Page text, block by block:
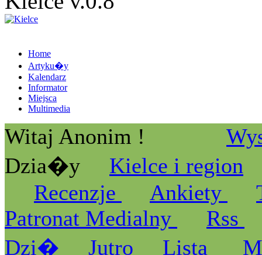
Home
Artyku�y
Kalendarz
Informator
Miejsca
Multimedia
Witaj Anonim !
Dzia�y
Kielce i region
Recenzje
Ankiety
Patronat Medialny
Rss
Dzi�
Jutro Lista